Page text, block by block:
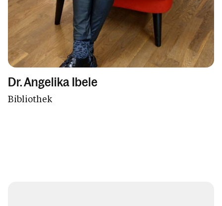
Dr. Angelika Ibele
Bibliothek